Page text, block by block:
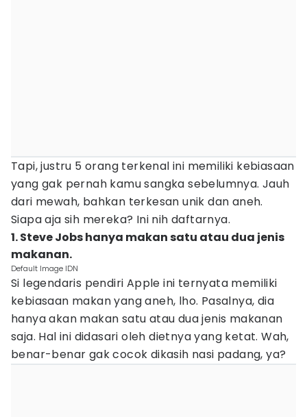
Tapi, justru 5 orang terkenal ini memiliki kebiasaan
yang gak pernah kamu sangka sebelumnya. Jauh
dari mewah, bahkan terkesan unik dan aneh.
Siapa aja sih mereka? Ini nih daftarnya.
1. Steve Jobs hanya makan satu atau dua jenis
makanan.
Default Image IDN
Si legendaris pendiri Apple ini ternyata memiliki
kebiasaan makan yang aneh, lho. Pasalnya, dia
hanya akan makan satu atau dua jenis makanan
saja. Hal ini didasari oleh dietnya yang ketat. Wah,
benar-benar gak cocok dikasih nasi padang, ya?